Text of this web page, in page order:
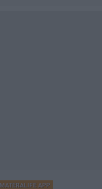
MATERALIFE APP